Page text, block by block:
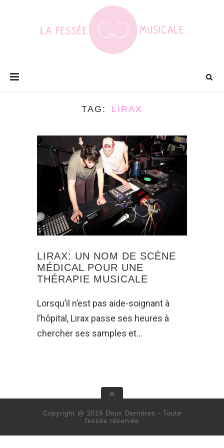
TAG LIRAX
LIRAX: UN NOM DE SCÈNE
MÉDICAL POUR UNE
THÉRAPIE MUSICALE
Lorsqu’il n’est pas aide-soignant à
l’hôpital, Lirax passe ses heures à
chercher ses samples et…
Copyright @ 2019 Deux Derrières - Toute
fessée réservée